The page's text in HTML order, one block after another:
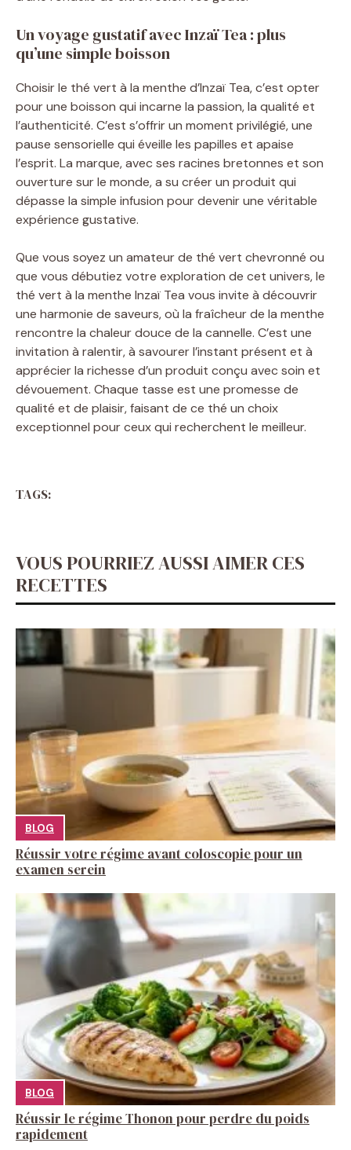
Un voyage gustatif avec Inzaï Tea : plus
qu’une simple boisson
Choisir le thé vert à la menthe d’Inzaï Tea, c’est opter
pour une boisson qui incarne la passion, la qualité et
l’authenticité. C’est s’offrir un moment privilégié, une
pause sensorielle qui éveille les papilles et apaise
l’esprit. La marque, avec ses racines bretonnes et son
ouverture sur le monde, a su créer un produit qui
dépasse la simple infusion pour devenir une véritable
expérience gustative.
Que vous soyez un amateur de thé vert chevronné ou
que vous débutiez votre exploration de cet univers, le
thé vert à la menthe Inzaï Tea vous invite à découvrir
une harmonie de saveurs, où la fraîcheur de la menthe
rencontre la chaleur douce de la cannelle. C’est une
invitation à ralentir, à savourer l’instant présent et à
apprécier la richesse d’un produit conçu avec soin et
dévouement. Chaque tasse est une promesse de
qualité et de plaisir, faisant de ce thé un choix
exceptionnel pour ceux qui recherchent le meilleur.
TAGS:
VOUS POURRIEZ AUSSI AIMER CES
RECETTES
BLOG
Réussir votre régime avant coloscopie pour un
examen serein
BLOG
Réussir le régime Thonon pour perdre du poids
rapidement